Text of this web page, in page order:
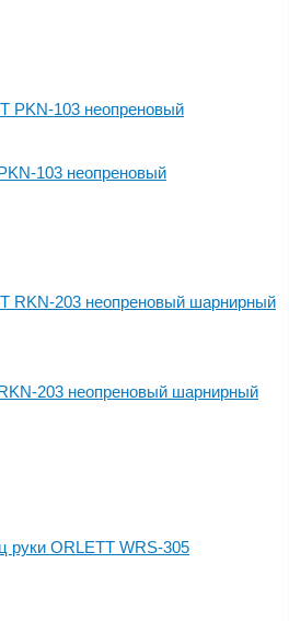
103 неопреновый
203 неопреновый шарнирный